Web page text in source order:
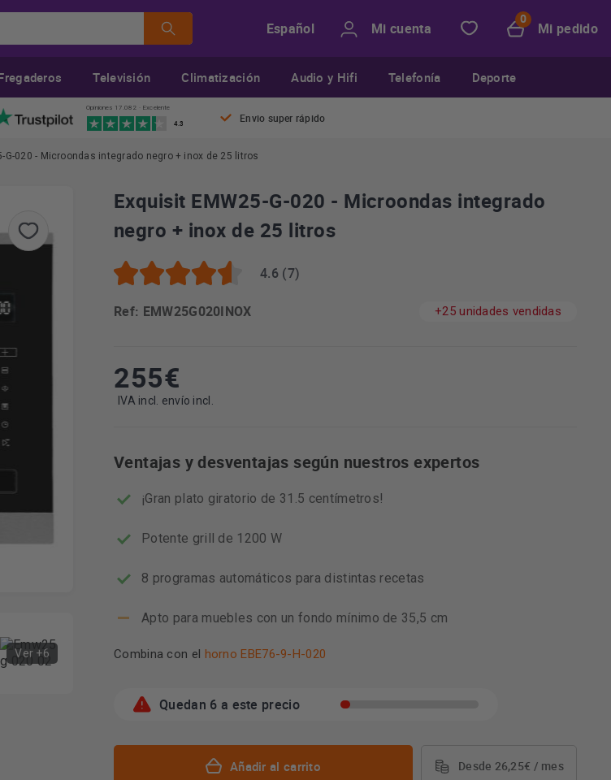
Español Mi cuenta Mi pedido
Televisión Climatización Audio y Hifi Telefonía Deporte
Opiniones 17.082 · Excelente
4.3 Envio super rápido
G-020 - Microondas integrado negro + inox de 25 litros
Ver +6
Exquisit EMW25-G-020 - Microondas integrado
negro + inox de 25 litros
4.6 (7)
Ref: EMW25G020INOX +25 unidades vendidas
255€
IVA incl. envío incl.
Ventajas y desventajas según nuestros expertos
¡Gran plato giratorio de 31.5 centímetros!
Potente grill de 1200 W
8 programas automáticos para distintas recetas
Apto para muebles con un fondo mínimo de 35,5 cm
Combina con el horno EBE76-9-H-020
Quedan 6 a este precio
Añadir al carrito Desde 26,25€ / mes